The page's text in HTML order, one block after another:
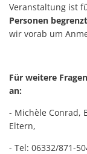
Veranstaltung ist
Personen begrenzt
wir vorab um
Für weitere
an:
- Michèle Conrad,
Eltern,
- Tel: 06332/871-